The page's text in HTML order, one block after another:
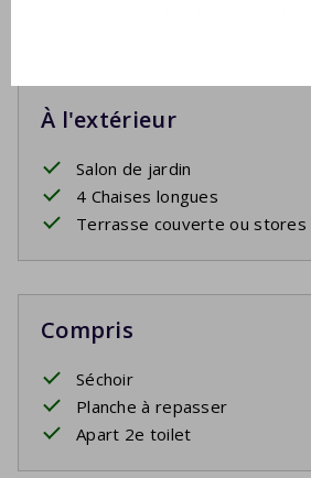
À l'extérieur
Salon de jardin
4 Chaises longues
Terrasse couverte ou stores
Compris
Séchoir
Planche à repasser
Apart 2e toilet